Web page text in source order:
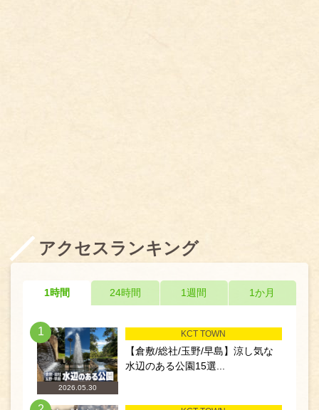
アクセスランキング
1時間 24時間 1週間 1か月
1
2026.05.30
KCT TOWN
【倉敷/総社/玉野/早島】涼し気な
水辺のある公園15選...